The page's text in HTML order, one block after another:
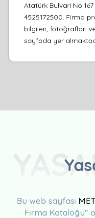
Atatürk Bulvari
4525172500. Firma
bilgileri, fotoğrafları
sayfada yer
Bu web sayfası
Firma Kataloğu"